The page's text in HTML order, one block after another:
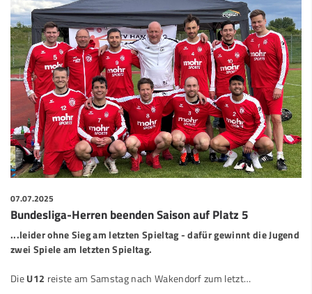
07.07.2025
Bundesliga-Herren beenden Saison auf Platz 5
...leider ohne Sieg am letzten Spieltag - dafür gewinnt die Jugend
zwei Spiele am letzten Spieltag.
DieU12 reiste am Samstag nach Wakendorf zum letzt…